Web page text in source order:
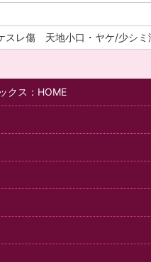
スレ傷 天地小口・ヤケ/少シ
クス：HOME